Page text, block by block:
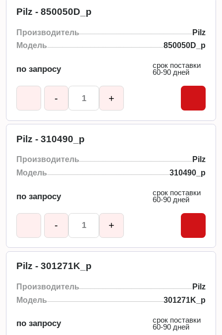
Pilz - 850050D_p
Производитель
Pilz
Модель
850050D_p
по запросу
срок поставки
60-90 дней
- +
Pilz - 310490_p
Производитель
Pilz
Модель
310490_p
по запросу
срок поставки
60-90 дней
- +
Pilz - 301271K_p
Производитель
Pilz
Модель
301271K_p
по запросу
срок поставки
60-90 дней